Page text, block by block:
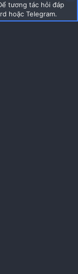
tương tác hỏi đáp
hoặc Telegram.